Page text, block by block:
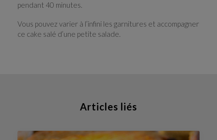
pendant 40 minutes.
Vous pouvez varier à l’infini les garnitures et accompagner
ce cake salé d’une petite salade.
Articles liés